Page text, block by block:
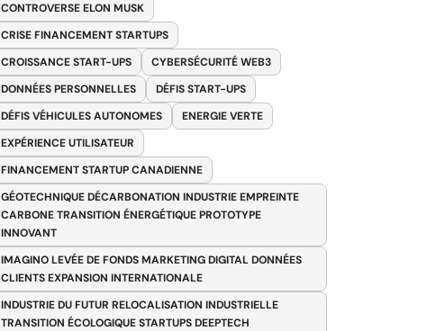
CONTROVERSE ELON MUSK
CRISE FINANCEMENT STARTUPS
CROISSANCE START-UPS
CYBERSÉCURITÉ WEB3
DONNÉES PERSONNELLES
DÉFIS START-UPS
DÉFIS VÉHICULES AUTONOMES
ENERGIE VERTE
EXPÉRIENCE UTILISATEUR
FINANCEMENT STARTUP CANADIENNE
GÉOTECHNIQUE DÉCARBONATION INDUSTRIE EMPREINTE
CARBONE TRANSITION ÉNERGÉTIQUE PROTOTYPE
INNOVANT
IMAGINO LEVÉE DE FONDS MARKETING DIGITAL DONNÉES
CLIENTS EXPANSION INTERNATIONALE
INDUSTRIE DU FUTUR RELOCALISATION INDUSTRIELLE
TRANSITION ÉCOLOGIQUE STARTUPS DEEPTECH